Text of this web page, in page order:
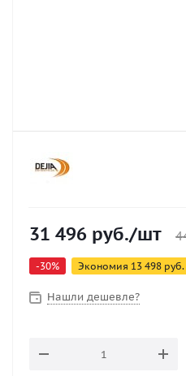
31 496 руб./шт
-30% Экономия 13 498 руб.
Нашли дешевле?